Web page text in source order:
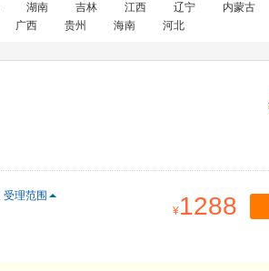
湖南 吉林 江西 辽宁 内蒙古
广西 贵州 海南 河北
受理范围
1288